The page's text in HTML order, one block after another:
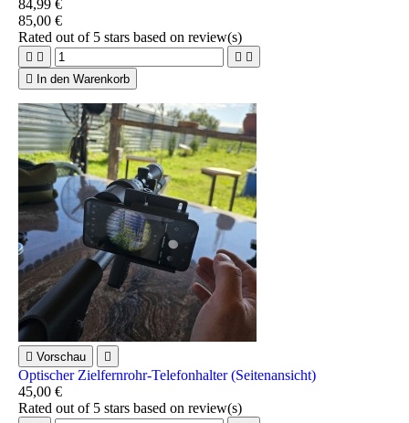
84,99 €
85,00 €
Rated out of 5 stars based on review(s)
   

In den Warenkorb
 Vorschau 
Optischer Zielfernrohr-Telefonhalter (Seitenansicht)
45,00 €
Rated out of 5 stars based on review(s)